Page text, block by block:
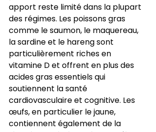
apport reste limité dans la plupart
des régimes. Les poissons gras
comme le saumon, le maquereau,
la sardine et le hareng sont
particulièrement riches en
vitamine D et offrent en plus des
acides gras essentiels qui
soutiennent la santé
cardiovasculaire et cognitive. Les
œufs, en particulier le jaune,
contiennent également de la